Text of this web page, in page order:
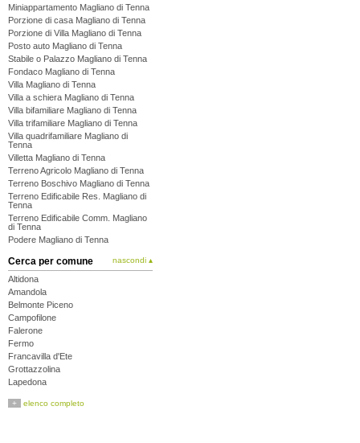
Miniappartamento Magliano di Tenna
Porzione di casa Magliano di Tenna
Porzione di Villa Magliano di Tenna
Posto auto Magliano di Tenna
Stabile o Palazzo Magliano di Tenna
Fondaco Magliano di Tenna
Villa Magliano di Tenna
Villa a schiera Magliano di Tenna
Villa bifamiliare Magliano di Tenna
Villa trifamiliare Magliano di Tenna
Villa quadrifamiliare Magliano di
Tenna
Villetta Magliano di Tenna
Terreno Agricolo Magliano di Tenna
Terreno Boschivo Magliano di Tenna
Terreno Edificabile Res. Magliano di
Tenna
Terreno Edificabile Comm. Magliano
di Tenna
Podere Magliano di Tenna
Cerca per comune nascondi ▴
Altidona
Amandola
Belmonte Piceno
Campofilone
Falerone
Fermo
Francavilla d'Ete
Grottazzolina
Lapedona
Massa Fermana
+ elenco completo